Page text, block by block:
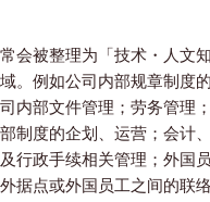
会被整理为「技术・人文
。例如公司内部规章制度
内部文件管理；劳务管理
制度的企划、运营；会计
行政手续相关管理；外国
据点或外国员工之间的联络